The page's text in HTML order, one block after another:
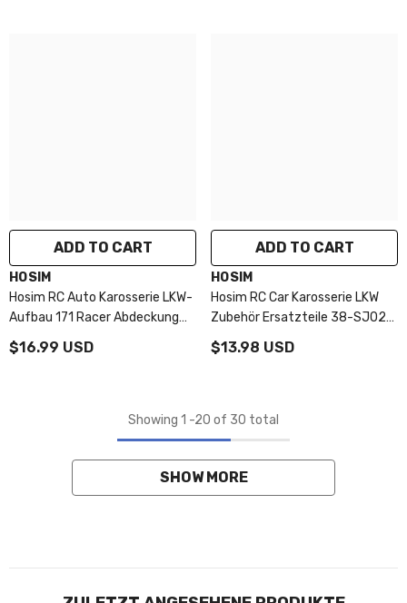
ADD TO CART
VENDOR:
HOSIM
Hosim RC Auto Karosserie LKW-
Aufbau 171 Racer Abdeckung
Teile 71-001 Für G171 RC Auto
$16.99 USD
ADD TO CART
VENDOR:
HOSIM
Hosim RC Car Karosserie LKW
Zubehör Ersatzteile 38-SJ02
9138 Q903 RC Auto (Orange)
$13.98 USD
Showing 1 -20 of 30 total
SHOW MORE